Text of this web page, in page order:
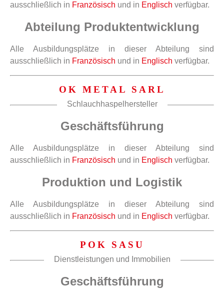
ausschließlich in Französisch und in Englisch verfügbar.
Abteilung Produktentwicklung
Alle Ausbildungsplätze in dieser Abteilung sind
ausschließlich in Französisch und in Englisch verfügbar.
OK METAL SARL
Schlauchhaspelhersteller
Geschäftsführung
Alle Ausbildungsplätze in dieser Abteilung sind
ausschließlich in Französisch und in Englisch verfügbar.
Produktion und Logistik
Alle Ausbildungsplätze in dieser Abteilung sind
ausschließlich in Französisch und in Englisch verfügbar.
POK SASU
Dienstleistungen und Immobilien
Geschäftsführung